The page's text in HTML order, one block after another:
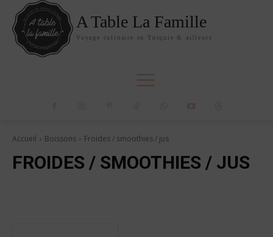
A Table La Famille
Voyage culinaire en Turquie & ailleurs
Accueil Boissons Froides / smoothies / jus
FROIDES / SMOOTHIES / JUS